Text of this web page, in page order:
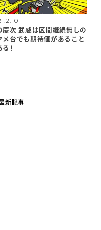
慶次 武威は区間継続無しの
メ台でも期待値があること
！
新記事